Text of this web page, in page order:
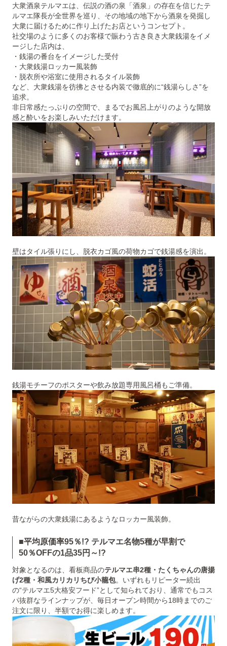
大衆酒泉テルマエは、伝説の酒の泉「酒泉」の存在を信じたテ
ルマエ隊長が全世界を巡り、その地域の地下から酒泉を発掘し
大衆に届けるために作り上げたお店というコンセプト。
社交場のように多くのお客様で賑わう古き良き大衆銭湯をイメ
ージした店内は、
・銭湯の番台をイメージした受付
・大衆銭湯ロッカー風装飾
・脱衣所や浴室に使用されるタイル装飾
など、大衆銭湯を彷彿とさせる内装で徹底的に“銭湯らしさ”を
追求。
非日常感たっぷりの空間で、まるでお風呂上がりのような開放
感と酔いをお楽しみいただけます。
壁はタイル張りにし、脱衣カゴ風の荷物カゴで銭湯感を演出。
銭湯モチーフのポスターや飲み放題専用風呂桶もご準備。
昔ながらの大衆銭湯にあるようなロッカー風装飾。
■平均原価率95％!? テルマエ名物5種が早割で
50％OFFの1品35円～!?
対象となるのは、看板商品のテルマエ串2種・たくちゃんの唐揚
げ2種・和風カリカリちび小籠包。いずれもリピーター続出
の“テルマエ5大格安フード”として知られており、通常でもコス
パ抜群なラインナップが、毎日オープン時間から18時までのご
注文に限り、半額でお得に楽しめます。